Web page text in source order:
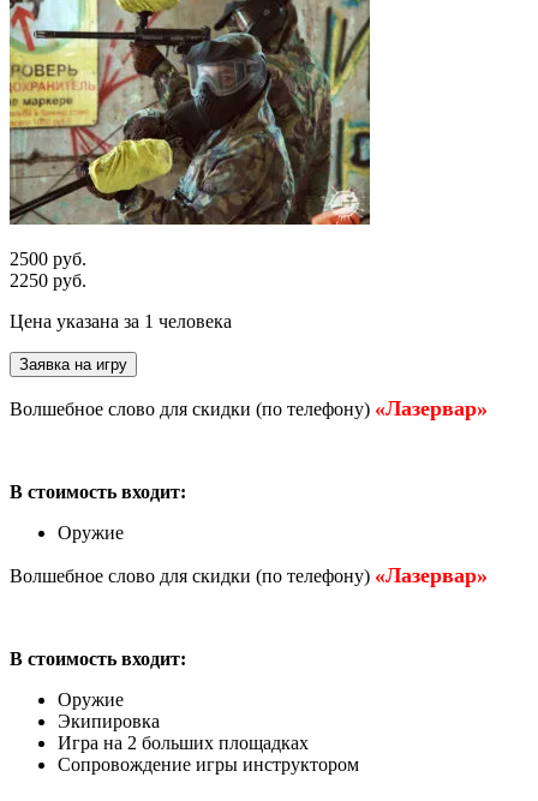
2500 руб.
2250 руб.
Цена указана за 1 человека
Заявка на игру
Волшебное слово для скидки (по телефону) «Лазервар»
В стоимость входит:
Оружие
Волшебное слово для скидки (по телефону) «Лазервар»
В стоимость входит:
Оружие
Экипировка
Игра на 2 больших площадках
Сопровождение игры инструктором